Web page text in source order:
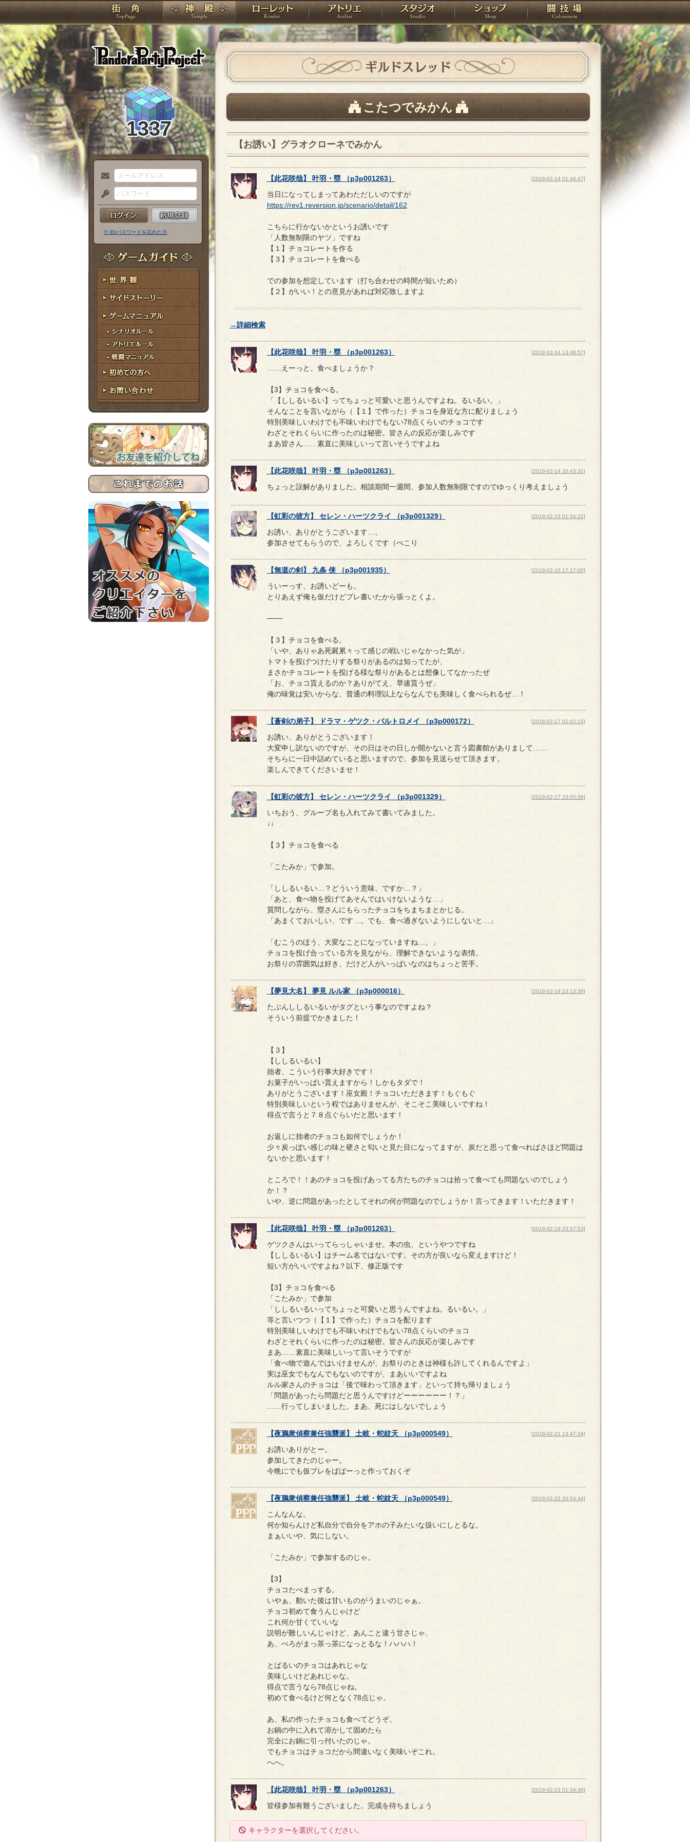
PandoraPartyProject
TOP 神殿 ローレット アトリエ スタジオ ショップ 闘技場
1337
メ
ー
ル
ア
ド
レ
ス
パ
ス
ー
ド
※ ID/パスワードを忘れた方
ゲームガイド
世界観
サイドストーリー
ゲームマニュアル
シナリオルール
アトリエルール
戦闘マニュアル
初めての方へ
お問い合わせ
ギルドスレッド
こたつでみかん
【お誘い】グラオクローネでみかん
【此花咲哉】 叶羽 ・ 塁（p3p001263） [2018-02-14 01:48:47]
当日になってしまってあわただしいのですが
https://rev1.reversion.jp/scenario/detail/162
こちらに行かないかというお誘いです
「人数無制限のヤツ」ですね
【１】チョコレートを作る
【３】チョコレートを食べる
での参加を想定しています（打ち合わせの時間が短いため）
【２】がいい！との意見があれば対応致しますよ
→詳細検索
【此花咲哉】 叶羽 ・ 塁（p3p001263） [2018-02-14 13:48:57]
……えーっと、食べましょうか？
【3】チョコを食べる。
「【ししるいるい】ってちょっと可愛いと思うんですよね。るいるい。」
そんなことを言いながら（【１】で作った）チョコを身近な方に配りましょう
特別美味しいわけでも不味いわけでもない78点くらいのチョコです
わざとそれくらいに作ったのは秘密。皆さんの反応が楽しみです
まあ皆さん……素直に美味しいって言いそうですよね
【此花咲哉】 叶羽 ・ 塁（p3p001263） [2018-02-14 20:43:31]
ちょっと誤解がありました。相談期間一週間、参加人数無制限ですのでゆっくり考えましょう
【虹彩の彼方】 セレン・ハーツクライ （p3p001329） [2018-02-15 01:34:22]
お誘い、ありがとうございます…。
参加させてもらうので、よろしくです（ぺこり
【無道の剣 】 九条 侠（p3p001935） [2018-02-15 17:17:00]
ういーっす、お誘いどーも。
とりあえず俺も仮だけどプレ書いたから張っとくよ。
───
【３】チョコを食べる。
「いや、ありゃあ死屍累々って感じの戦いじゃなかった気が」
トマトを投げつけたりする祭りがあるのは知ってたが、
まさかチョコレートを投げる様な祭りがあるとは想像してなかったぜ
「お、チョコ貰えるのか？ありがてえ、早速貰うぜ」
俺の味覚は安いからな、普通の料理以上ならなんでも美味しく食べられるぜ…！
【蒼剣の弟子】 ドラマ・ ゲツク ・ バルトロメイ （p3p000172） [2018-02-17 02:02:15]
お誘い、ありがとうございます！
大変申し訳ないのですが、その日はその日しか開かないと言う図書館がありまして……
そちらに一日中詰めていると思いますので、参加を見送らせて頂きます。
楽しんできてくださいませ！
【虹彩の彼方】 セレン・ハーツクライ （p3p001329） [2018-02-17 23:05:56]
いちおう、グループ名も入れてみて書いてみました。
↓↓
【３】チョコを食べる
「こたみか」で参加。
「ししるいるい…？どういう意味、ですか…？」
「あと、食べ物を投げてあそんではいけないような…」
質問しながら、塁さんにもらったチョコをちまちまとかじる。
「あまくておいしい、です…。でも、食べ過ぎないようにしないと…」
「むこうのほう、大変なことになっていますね…。」
チョコを投げ合っている方を見ながら、理解できないような表情。
お祭りの雰囲気は好き、だけど人がいっぱいなのはちょっと苦手。
【夢見大名】 夢見 ルル家（p3p000016） [2018-02-19 23:13:38]
たぶんししるいるいがタグという事なのですよね？
そういう前提でかきました！
【３】
【ししるいるい】
拙者、こういう行事大好きです！
お菓子がいっぱい貰えますから！しかもタダで！
ありがとうございます！巫女殿！チョコいただきます！もぐもぐ
特別美味しいという程ではありませんが、そこそこ美味しいですね！
得点で言うと７８点ぐらいだと思います！
お返しに拙者のチョコも如何でしょうか！
少々炭っぽい感じの味と硬さと匂いと見た目になってますが、炭だと思って食べればさほど問題は
ないかと思います！
ところで！！あのチョコを投げあってる方たちのチョコは拾って食べても問題ないのでしょう
か！？
いや、逆に問題があったとしてそれの何が問題なのでしょうか！言ってきます！いただきます！
【此花咲哉】 叶羽 ・ 塁（p3p001263） [2018-02-19 23:57:53]
ゲツクさんはいってらっしゃいませ。本の虫、というやつですね
【ししるいるい】はチーム名ではないです。その方が良いなら変えますけど！
短い方がいいですよね？以下、修正版です
【3】チョコを食べる
「こたみか」で参加
「ししるいるいってちょっと可愛いと思うんですよね。るいるい。」
等と言いつつ（【１】で作った）チョコを配ります
特別美味しいわけでも不味いわけでもない78点くらいのチョコ
わざとそれくらいに作ったのは秘密。皆さんの反応が楽しみです
まあ……素直に美味しいって言いそうですが
「食べ物で遊んではいけませんが、お祭りのときは神様も許してくれるんですよ」
実は巫女でもなんでもないのですが、まあいいですよね
ルル家さんのチョコは「後で味わって頂きます」といって持ち帰りましょう
「問題があったら問題だと思うんですけどーーーーーー！？」
……行ってしまいました。まあ、死にはしないでしょう
【夜鴉衆偵察兼任強襲派】 土岐・ 蛇紋天（p3p000549） [2018-02-21 13:47:34]
お誘いありがとー。
参加してきたのじゃー。
今晩にでも仮プレをばばーっと作っておくぞ
【夜鴉衆偵察兼任強襲派】 土岐・ 蛇紋天（p3p000549） [2018-02-22 20:54:44]
こんなんな。
何か知らんけど私自分で自分をアホの子みたいな扱いにしとるな。
まぁいいや、気にしない。
「こたみか」で参加するのじゃ。
【3】
チョコたべまっする。
いやぁ、動いた後は甘いものがうまいのじゃぁ。
チョコ初めて食うんじゃけど
これ何か甘くていいな
説明が難しいんじゃけど、あんこと違う甘さじゃ、
あ、べろがまっ茶っ茶になっとるな！ハハハ！
とばるいのチョコはあれじゃな
美味しいけどあれじゃな。
得点で言うなら78点じゃね。
初めて食べるけど何となく78点じゃ。
あ、私の作ったチョコも食べてどうぞ。
お鍋の中に入れて溶かして固めたら
完全にお鍋に引っ付いたのじゃ。
でもチョコはチョコだから間違いなく美味いぞこれ。
へへ。
【此花咲哉】 叶羽 ・ 塁（p3p001263） [2018-02-23 01:34:36]
皆様参加有難うございました。完成を待ちましょう
キャラクターを選択してください。